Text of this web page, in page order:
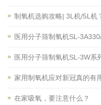
制氧机选购攻略| 3L机/5L机
医用分子筛制氧机SL-
医用分子筛制氧机SL-3W系
家用制氧机应对新冠真的有
在家吸氧，要注意什么？